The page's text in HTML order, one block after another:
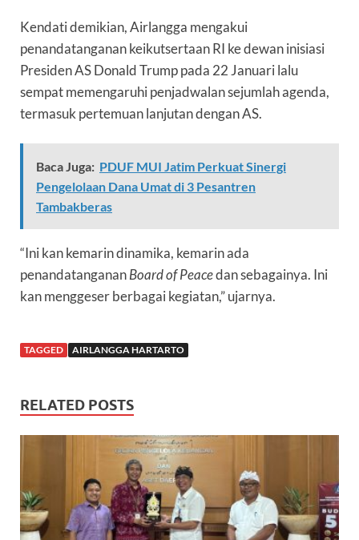
Kendati demikian, Airlangga mengakui
penandatanganan keikutsertaan RI ke dewan inisiasi
Presiden AS Donald Trump pada 22 Januari lalu
sempat memengaruhi penjadwalan sejumlah agenda,
termasuk pertemuan lanjutan dengan AS.
Baca Juga: PDUF MUI Jatim Perkuat Sinergi
Pengelolaan Dana Umat di 3 Pesantren
Tambakberas
“Ini kan kemarin dinamika, kemarin ada
penandatangananBoard of Peacedan sebagainya. Ini
kan menggeser berbagai kegiatan,” ujarnya.
TAGGED AIRLANGGA HARTARTO
RELATED POSTS